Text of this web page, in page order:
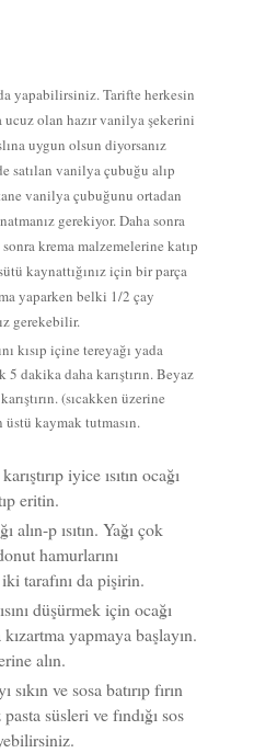
yapabilirsiniz. Tarifte herkesin
olan hazır vanilya şekerini
uygun olsun diyorsanız
satılan vanilya çubuğu alıp
vanilya çubuğunu ortadan
gerekiyor. Daha sonra
krema malzemelerine katıp
kaynattığınız için bir parça
yaparken belki 1/2 çay
gerekebilir.
kısıp içine tereyağı yada
dakika daha karıştırın. Beyaz
(sıcakken üzerine
üstü kaymak tutmasın.
iyice ısıtın ocağı
eritin.
alın-p ısıtın. Yağı çok
hamurlarını
tarafını da pişirin.
düşürmek için ocağı
yapmaya başlayın.
alın.
ve sosa batırıp fırın
süsleri ve fındığı sos